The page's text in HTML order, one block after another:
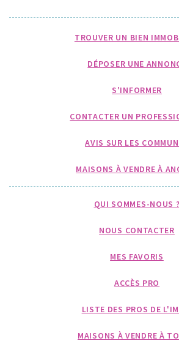
TROUVER UN BIEN
DÉPOSER UNE
S'INFORMER
CONTACTER UN
AVIS SUR LES
MAISONS À VENDRE À
QUI SOMMES-NOUS ?
NOUS CONTACTER
MES FAVORIS
ACCÈS PRO
LISTE DES PROS DE
MAISONS À VENDRE À